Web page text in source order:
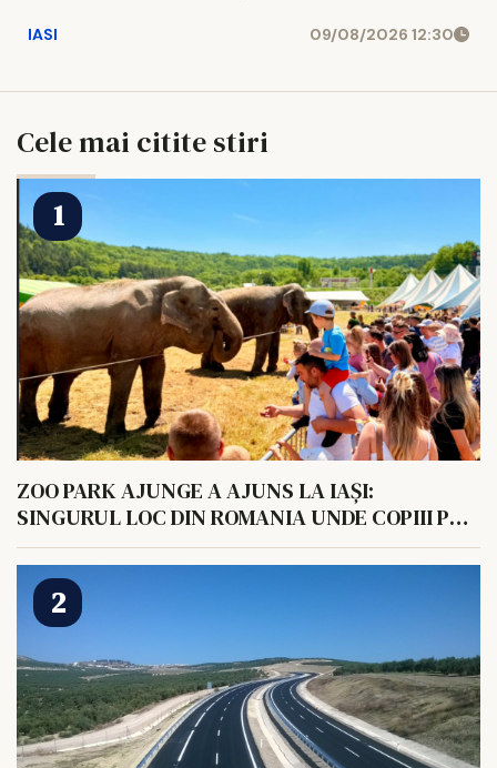
IASI 09/08/2026 12:30
Cele mai citite stiri
ZOO PARK AJUNGE A AJUNS LA IAȘI:
SINGURUL LOC DIN ROMANIA UNDE COPIII POT
HRANI UN ELEFANT